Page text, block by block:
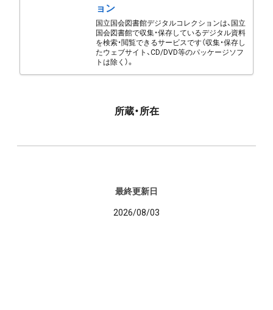
ョン
国立国会図書館デジタルコレクションは、国立
国会図書館で収集・保存しているデジタル資料
を検索・閲覧できるサービスです（収集・保存し
たウェブサイト、CD/DVD等のパッケージソフ
トは除く）。
所蔵・所在
最終更新日
2026/08/03